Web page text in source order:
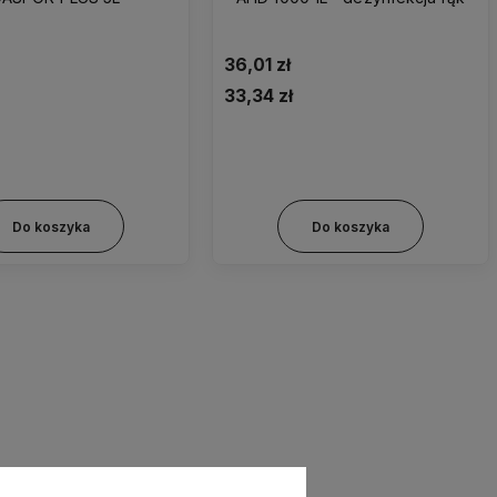
Do koszyka
36,01 zł
33,34 zł
Do koszyka